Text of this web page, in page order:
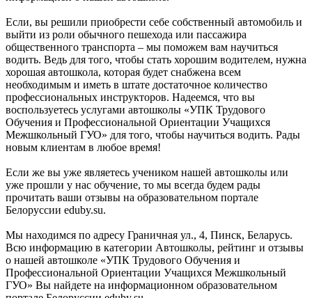
Если, вы решили приобрести себе собственный автомобиль и
выйти из роли обычного пешехода или пассажира
общественного транспорта – мы поможем вам научиться
водить. Ведь для того, чтобы стать хорошим водителем, нужна
хорошая автошкола, которая будет снабжена всем
необходимым и иметь в штате достаточное количество
профессиональных инструкторов. Надеемся, что вы
воспользуетесь услугами автошколы «УПК Трудового
Обучения и Профессиональной Ориентации Учащихся
Межшкольный ГУО» для того, чтобы научиться водить. Рады
новым клиентам в любое время!
Если же вы уже являетесь учеником нашей автошколы или
уже прошли у нас обучение, то мы всегда будем рады
прочитать ваши отзывы на образовательном портале
Белоруссии eduby.su.
Мы находимся по адресу Граничная ул., 4, Пинск, Беларусь.
Всю информацию в категории Автошколы, рейтинг и отзывы
о нашей автошколе «УПК Трудового Обучения и
Профессиональной Ориентации Учащихся Межшкольный
ГУО» Вы найдете на информационном образовательном